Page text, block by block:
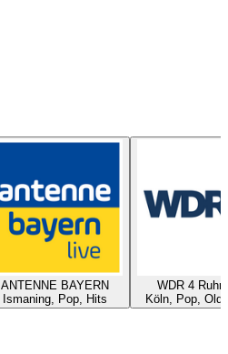
ANTENNE BAYERN
Ismaning, Pop, Hits
WDR 4
Köln, Pop,